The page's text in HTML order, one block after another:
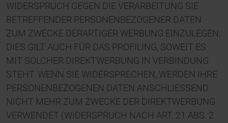
WIDERSPRUCH GEGEN DIE VERARBEITUNG SIE
BETREFFENDER PERSONENBEZOGENER DATEN
ZUM ZWECKE DERARTIGER WERBUNG EINZULEGEN;
DIES GILT AUCH FÜR DAS PROFILING, SOWEIT ES
MIT SOLCHER DIREKTWERBUNG IN VERBINDUNG
STEHT. WENN SIE WIDERSPRECHEN, WERDEN IHRE
PERSONENBEZOGENEN DATEN ANSCHLIESSEND
NICHT MEHR ZUM ZWECKE DER DIREKTWERBUNG
VERWENDET (WIDERSPRUCH NACH ART. 21 ABS. 2